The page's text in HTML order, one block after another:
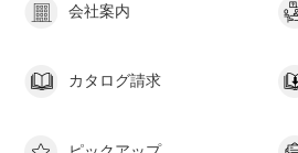
会社案内
カタログ請求